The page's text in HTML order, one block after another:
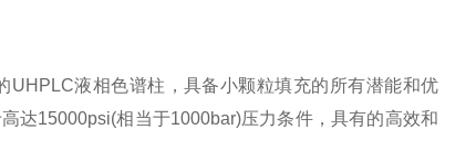
液相色谱柱，具备小颗粒填充的所有潜能和优
达15000psi(相当于1000bar)压力条件，具有的高效和